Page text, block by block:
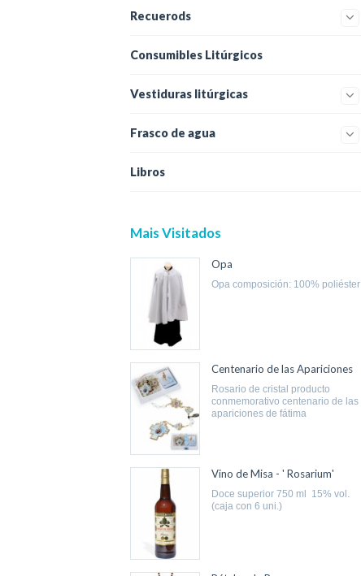
Recuerods
Consumibles Litúrgicos
Vestiduras litúrgicas
Frasco de agua
Libros
Mais Visitados
Opa
opa composición: 100% poliéster
Centenario de las Apariciones
rosario de cristal producto
conmemorativo centenario de las
apariciones de fátima
Vino de Misa - ' Rosarium'
doce superior 750 ml 15% vol.
(caja con 6 uni.)